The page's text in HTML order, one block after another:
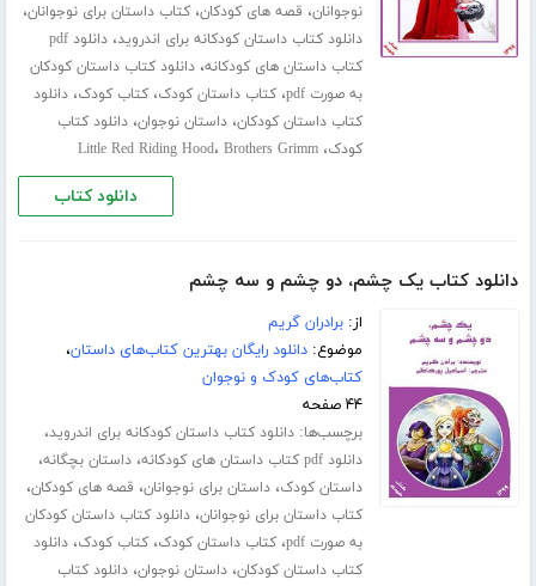
نوجوانان، قصه های کودکان،کتاب داستان برای نوجوانان،
دانلود کتاب داستان کودکانه برای اندروید،
دانلود pdf
کتاب داستان های کودکانه،دانلود کتاب داستان کودکان
به صورت pdf
،کتاب داستان کودک،کتاب کودک،دانلود
کتاب داستان کودکان،داستان نوجوان،دانلود کتاب
کودک، Little Red Riding Hood، Brothers Grimm
دانلود کتاب
دانلود کتاب یک چشم، دو چشم و سه چشم
از:برادران گریم
موضوع:دانلود رایگان بهترین کتاب‌های داستان،
کتاب‌های کودک و نوجوان
۴۴ صفحه
برچسب‌ها:دانلود کتاب داستان کودکانه برای اندروید،
دانلود pdf کتاب داستان های کودکانه ،داستان بچگانه،
داستان کودک،داستان برای نوجوانان، قصه های کودکان،
کتاب داستان برای نوجوانان،دانلود کتاب داستان کودکان
به صورت pdf
،کتاب داستان کودک،کتاب کودک،دانلود
کتاب داستان کودکان،داستان نوجوان،دانلود کتاب